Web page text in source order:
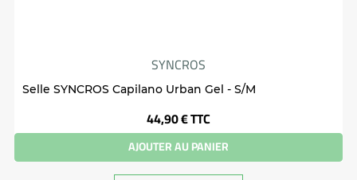
SYNCROS
Selle SYNCROS Capilano Urban Gel - S/M
Prix
44,90 €TTC
AJOUTER AU PANIER